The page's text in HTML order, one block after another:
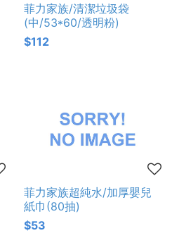
菲力家族/清潔垃圾袋
(中/53*60/透明粉)
$112
菲力家族超純水/加厚嬰兒
紙巾(80抽)
$53